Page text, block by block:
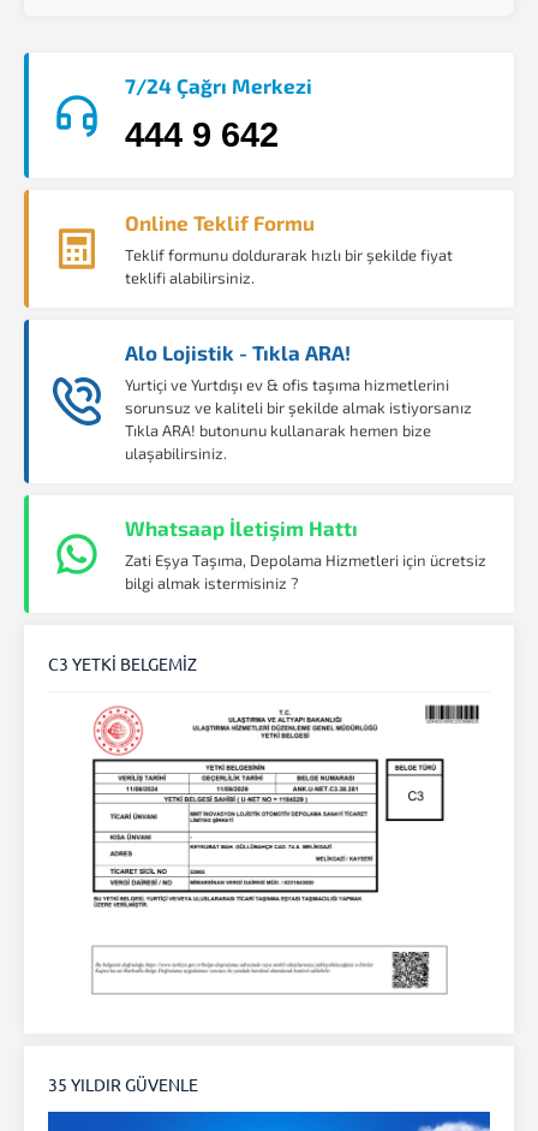
7/24 Çağrı Merkezi
444 9 642
Online Teklif Formu
Teklif formunu doldurarak hızlı bir şekilde fiyat
teklifi alabilirsiniz.
Alo Lojistik - Tıkla ARA!
Yurtiçi ve Yurtdışı ev & ofis taşıma hizmetlerini
sorunsuz ve kaliteli bir şekilde almak istiyorsanız
Tıkla ARA! butonunu kullanarak hemen bize
ulaşabilirsiniz.
Whatsaap İletişim Hattı
Zati Eşya Taşıma, Depolama Hizmetleri için ücretsiz
bilgi almak istermisiniz ?
C3 YETKİ BELGEMİZ
35 YILDIR GÜVENLE